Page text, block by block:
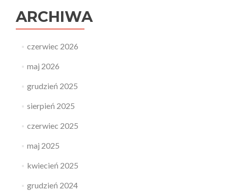
ARCHIWA
czerwiec 2026
maj 2026
grudzień 2025
sierpień 2025
czerwiec 2025
maj 2025
kwiecień 2025
grudzień 2024